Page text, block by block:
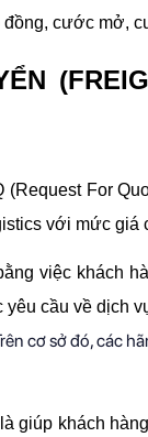
cước mở,
For
với mức giá
việc khách
yêu cầu về dịch
cơ sở đó, các
giúp khách